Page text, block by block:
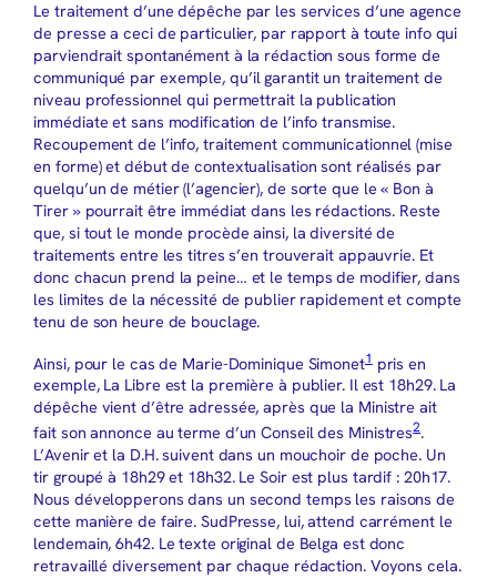
Le traitement d’une dépêche par les services d’une agence
de presse a ceci de particulier, par rapport à toute info qui
parviendrait spontanément à la rédaction sous forme de
communiqué par exemple, qu’il garantit un traitement de
niveau professionnel qui permettrait la publication
immédiate et sans modification de l’info transmise.
Recoupement de l’info, traitement communicationnel (mise
en forme) et début de contextualisation sont réalisés par
quelqu’un de métier (l’agencier), de sorte que le « Bon à
Tirer » pourrait être immédiat dans les rédactions. Reste
que, si tout le monde procède ainsi, la diversité de
traitements entre les titres s’en trouverait appauvrie. Et
donc chacun prend la peine… et le temps de modifier, dans
les limites de la nécessité de publier rapidement et compte
tenu de son heure de bouclage.
Ainsi, pour le cas de Marie-Dominique Simonet1pris en
exemple, La Libre est la première à publier. Il est 18h29. La
dépêche vient d’être adressée, après que la Ministre ait
fait son annonce au terme d’un Conseil des Ministres2.
L’Avenir et la D.H. suivent dans un mouchoir de poche. Un
tir groupé à 18h29 et 18h32. Le Soir est plus tardif : 20h17.
Nous développerons dans un second temps les raisons de
cette manière de faire. SudPresse, lui, attend carrément le
lendemain, 6h42. Le texte original de Belga est donc
retravaillé diversement par chaque rédaction. Voyons cela.